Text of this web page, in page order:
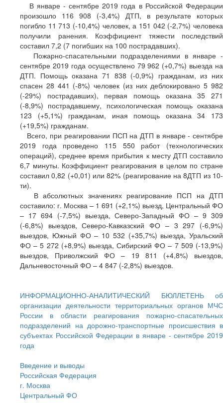
В январе - сентябре 2019 года в Российской Федерации
произошло 116 908 (-3,4%) ДТП, в результате которых
погибло 11 713 (-10,4%) человек, а 151 042 (-2,7%) человека
получили ранения. Коэффициент тяжести последствий
составил 7,2 (7 погибших на 100 пострадавших).
Пожарно-спасательными подразделениями в январе -
сентябре 2019 года осуществлено 79 962 (+0,7%) выезда на
ДТП. Помощь оказана 71 838 (-0,9%) гражданам, из них
спасен 28 441 (-8%) человек (из них деблокировано 5 982
(-29%) пострадавших), первая помощь оказана 35 271
(-8,9%) пострадавшему, психологическая помощь оказана
123 (+5,1%) гражданам, иная помощь оказана 34 173
(+19,5%) гражданам.
Всего, при реагировании ПСП на ДТП в январе - сентябре
2019 года проведено 115 550 работ (технологических
операций), среднее время прибытия к месту ДТП составило
6,7 минуты. Коэффициент реагирования в целом по стране
составил 0,82 (+0,01) или 82% (реагирование на 8ДТП из 10-
ти).
В абсолютных значениях реагирование ПСП на ДТП
составило: г. Москва – 1 691 (+2,1%) выезд, Центральный ФО
– 17 694 (-7,5%) выезда, Северо-Западный ФО – 9 309
(-6,8%) выездов, Северо-Кавказский ФО – 3 297 (-6,9%)
выездов, Южный ФО – 10 532 (+35,7%) выезда, Уральский
ФО – 5 272 (+8,9%) выезда, Сибирский ФО – 7 509 (-13,9%)
выездов, Приволжский ФО – 19 811 (+4,8%) выездов,
Дальневосточный ФО – 4 847 (-2,8%) выездов.
ИНФОРМАЦИОННО-АНАЛИТИЧЕСКИЙ БЮЛЛЕТЕНЬ об
организации деятельности территориальных органов МЧС
России в области реагирования пожарно-спасательных
подразделений на дорожно-транспортные происшествия в
субъектах Российской Федерации в январе - сентябре 2019
года
Введение и выводы
Российская Федерация
г. Москва
Центральный ФО